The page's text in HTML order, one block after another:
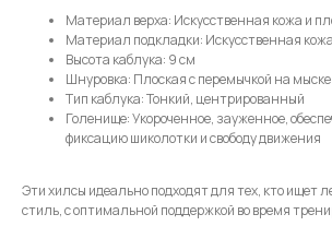
Материал верха: Искусственная кожа и
Материал подкладки: Искусственная кожа
Высота каблука: 9 см
Шнуровка: Плоская с перемычкой на мыске
Тип каблука: Тонкий, центрированный
Голенище: Укороченное, зауженное,
фиксацию шиколотки и свободу движения
Эти хилсы идеально подходят для тех, кто ищет
стиль, с оптимальной поддержкой во время